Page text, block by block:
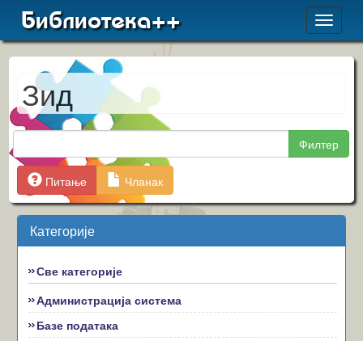
Toggle
Библиотека++
Зид
Филтер
Питање Чланак
Категорије
Све категорије
Администрација система
Базе података